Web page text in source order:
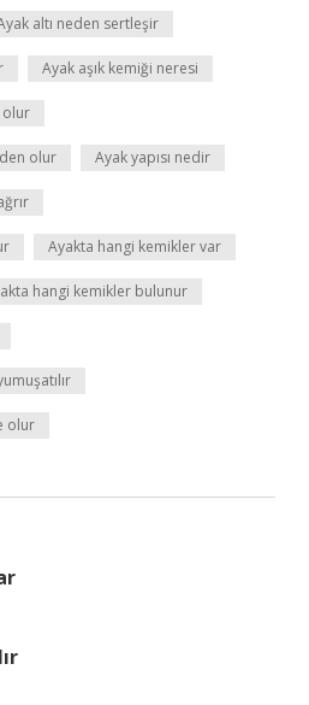
altı neden sertleşir
Ayak aşık kemiği neresi
olur
olur Ayak yapısı nedir
Ayakta hangi kemikler var
hangi kemikler bulunur
olur